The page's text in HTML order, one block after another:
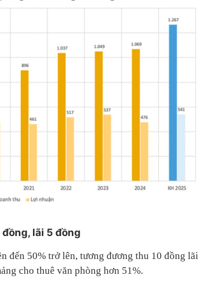
lãi 5 đồng
đến 50% trở lên, tương đương thu 10 đồng lãi
cho thuê văn phòng hơn 51%.